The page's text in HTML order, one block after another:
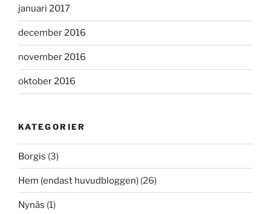
januari 2017
december 2016
november 2016
oktober 2016
KATEGORIER
Borgis (3)
Hem (endast huvudbloggen) (26)
Nynäs (1)